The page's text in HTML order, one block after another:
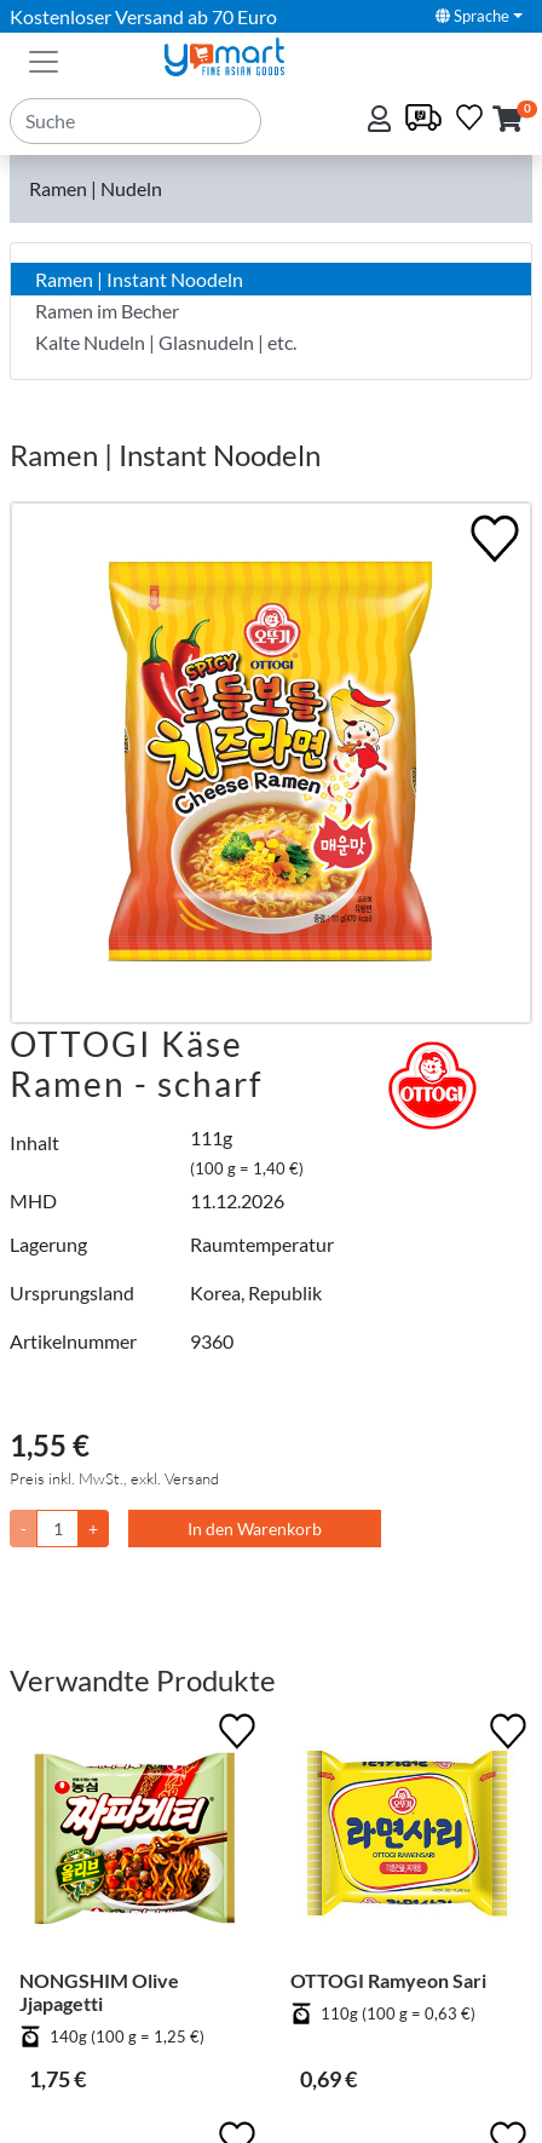
Kostenloser Versand ab 70 Euro Sprache
0
Ramen | Nudeln
Ramen | Instant Noodeln
Ramen im Becher
Kalte Nudeln | Glasnudeln | etc.
Ramen | Instant Noodeln
OTTOGI Käse
Ramen - scharf
Inhalt 111g
(100 g = 1,40 €)
MHD
11.12.2026
Lagerung
Raumtemperatur
Ursprungsland Korea, Republik
Artikelnummer 9360
1,55 €
Preis inkl. MwSt., exkl. Versand
- + In den Warenkorb
Verwandte Produkte
NONGSHIM Olive
Jjapagetti
140g (100 g = 1,25 €)
1,75 €
OTTOGI Ramyeon Sari
110g (100 g = 0,63 €)
0,69 €